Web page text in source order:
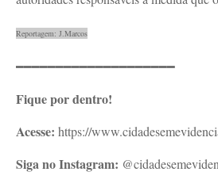
Reportagem: J.Marcos
━━━━━━━━━━━━━━━━━━━━
Fique por dentro!
Acesse: https://
Siga no Instagram: